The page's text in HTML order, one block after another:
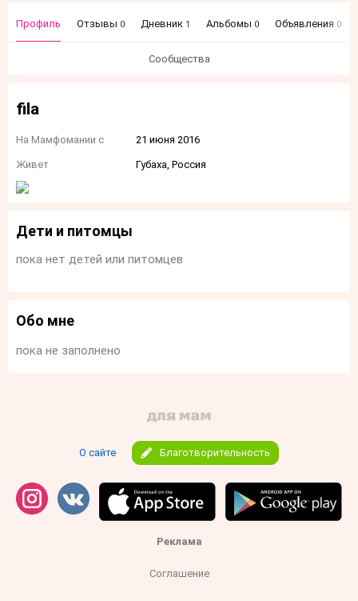
Профиль Отзывы 0 Дневник 1 Альбомы 0 Объявления 0
Сообщества
fila
На Мамфомании с 21 июня 2016
Живет Губаха, Россия
Дети и питомцы
пока нет детей или питомцев
Обо мне
пока не заполнено
О сайте Благотворительность
Реклама
Соглашение